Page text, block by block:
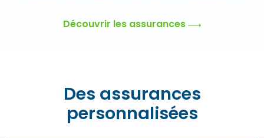
Découvrir les assurances
Des assurances
personnalisées